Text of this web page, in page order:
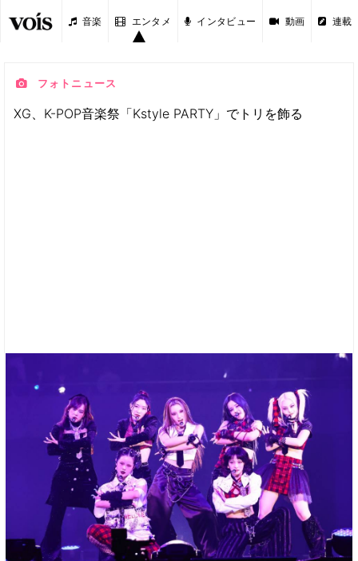
音楽 エンタメ インタビュー 動画 連載
フォトニュース
XG、K-POP音楽祭「Kstyle PARTY」でトリを飾る